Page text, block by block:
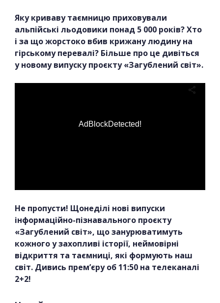
Яку криваву таємницю приховували
альпійські льодовики понад 5 000 років? Хто
і за що жорстоко вбив крижану людину на
гірському перевалі? Більше про це дивіться
у новому випуску проєкту «Загублений світ».
AdBlockDetected!
Не пропусти! Щонеділі нові випуски
інформаційно-пізнавального проєкту
«Загублений світ», що занурюватимуть
кожного у захопливі історії, неймовірні
відкриття та таємниці, які формують наш
світ. Дивись прем’єру об 11:50 на телеканалі
2+2!